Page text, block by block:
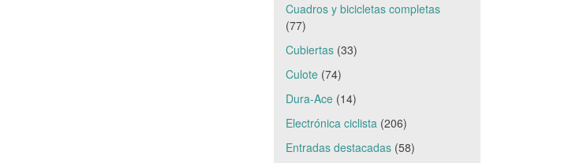
Cuadros y bicicletas completas
(77)
Cubiertas(33)
Culote(74)
Dura-Ace(14)
Electrónica ciclista(206)
Entradas destacadas(58)